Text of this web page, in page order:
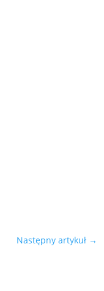
Następny artykuł→